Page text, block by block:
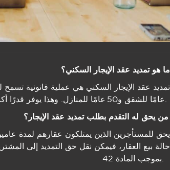
ما ھو تمدید عقد الإیجار السكني؟
یحق للمستأجرین الذین یمتلكون عقارھم لمدة
حالة بیع العقار، فیمكن نقل حق التمدید إلى